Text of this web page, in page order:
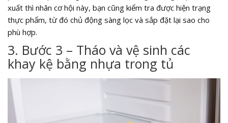
xuất thì nhân cơ hội này, bạn cũng kiểm tra được hiện trạng
thực phẩm, từ đó chủ động sàng lọc và sắp đặt lại sao cho
phù hợp.
3. Bước 3 – Tháo và vệ sinh các
khay kệ bằng nhựa trong tủ